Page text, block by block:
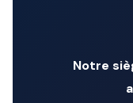
Notre